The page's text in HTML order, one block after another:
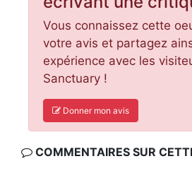
Vous connaissez cette
votre avis et partagez
expérience avec les
Sanctuary !
Donner mon avis
COMMENTAIRES SUR